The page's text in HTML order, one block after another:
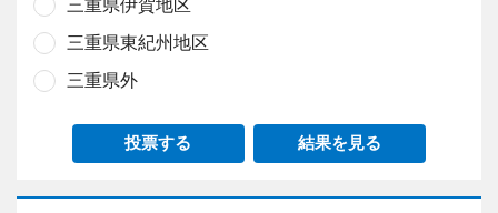
三重県伊賀地区
三重県東紀州地区
三重県外
投票する 結果を見る